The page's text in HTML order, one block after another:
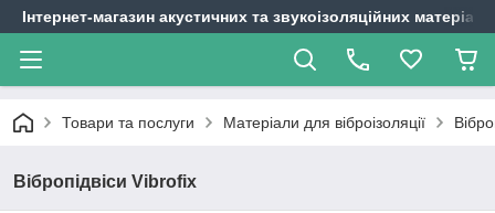
Інтернет-магазин акустичних та звукоізоляційних
Товари та послуги Матеріали для віброізоляції
Вібропідвіси Vibrofix